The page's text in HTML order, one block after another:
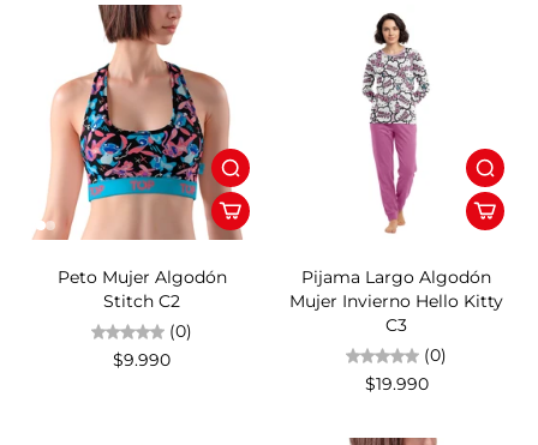
Peto Mujer Algodón
Stitch C2
(0)
$9.990
Pijama Largo Algodón
Mujer Invierno Hello Kitty
C3
(0)
$19.990